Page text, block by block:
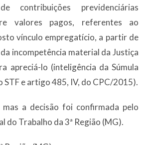
contribuições previdenciárias
valores pagos, referentes ao
vínculo empregatício, a partir de
incompetência material da Justiça
apreciá-lo (inteligência da Súmula
STF e artigo 485, IV, do CPC/2015).
mas a decisão foi confirmada pelo
do Trabalho da 3ª Região (MG).